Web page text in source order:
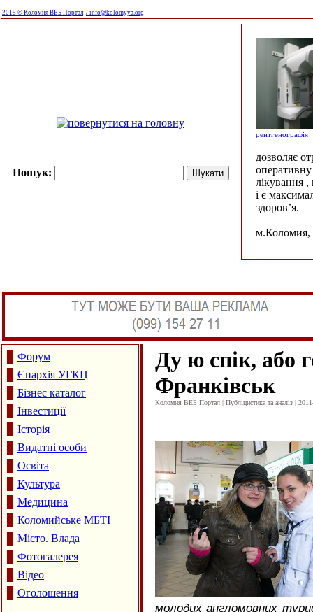
2015 © Коломия ВЕБ Портал / info@kolomyya.org
Пошук:
рентгенографія
дозволяє
лікування ,
і є
здоров’я.
м.Коломия,
Форум
Єпархія УГКЦ
Бізнес каталог
Інвестиції
Історія
Видатні особи
Освіта
Культура
Медицина
Коломийське МБТІ
Місто. Влада
Фотогалерея
Відео
Оголошення
Ду ю спік, або
Франківськ
Коломия ВЕБ Портал | Публіцистика та аналіз |
молодих англомовних